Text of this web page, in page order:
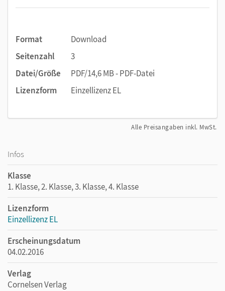
Format
Download
Seitenzahl
3
Datei/Größe
PDF/14,6 MB - PDF-Datei
Lizenzform
Einzellizenz EL
Alle Preisangaben inkl. MwSt.
Infos
Klasse
1. Klasse, 2. Klasse, 3. Klasse, 4. Klasse
Lizenzform
Einzellizenz EL
Erscheinungsdatum
04.02.2016
Verlag
Cornelsen Verlag